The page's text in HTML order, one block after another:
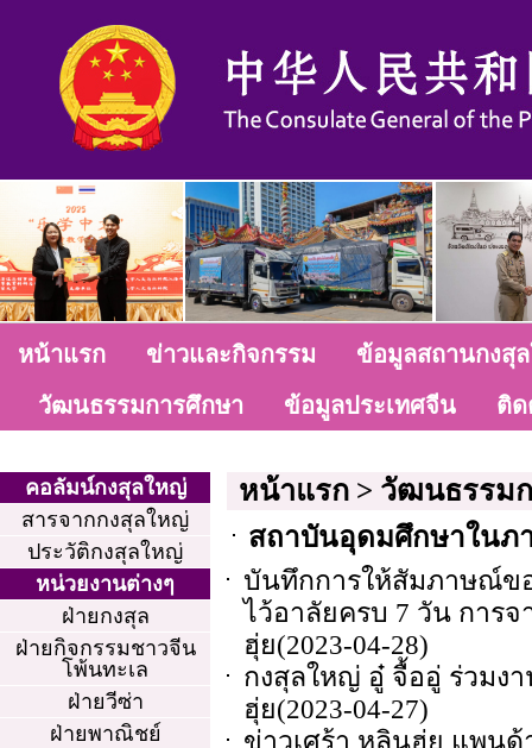
หน้าแรก ข่าวและกิจกรรม
ข้อมูลสถานกงสุ
วัฒนธรรมการศึกษา
ข้อมูลประเทศจีน ติด
คอลัมน์กงสุลใหญ่
สารจากกงสุลใหญ่
ประวัติกงสุลใหญ่
หน่วยงานต่างๆ
ฝ่ายกงสุล
ฝ่ายกิจกรรมชาวจีน
โพ้นทะเล
ฝ่ายวีซ่า
ฝ่ายพาณิชย์
หน้าแรก > วัฒนธรรม
สถาบันอุดมศึกษาในภ
บันทึกการให้สัมภาษณ์ข
ไว้อาลัยครบ 7 วัน การ
ฮุ่ย(2023-04-28)
กงสุลใหญ่ อู๋ จื้ออู่ ร่วมง
ฮุ่ย(2023-04-27)
ข่าวเศร้า หลินฮุ่ย แพนด้